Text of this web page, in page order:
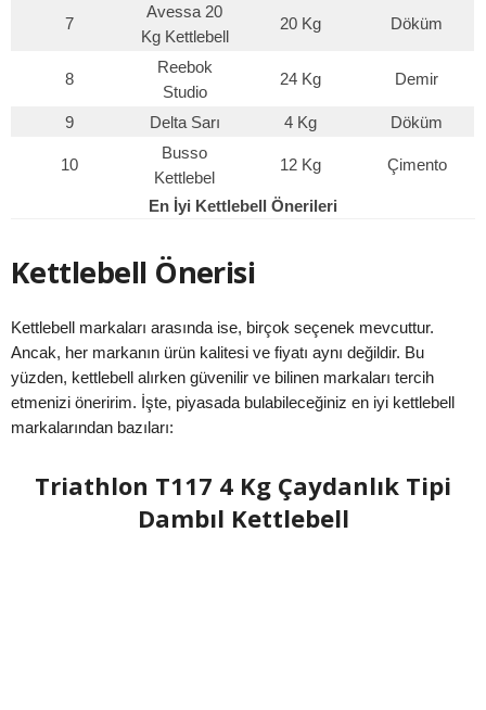
7
Avessa 20
Kg Kettlebell
20 Kg Döküm
8
Reebok
Studio
24 Kg Demir
9 Delta Sarı 4 Kg Döküm
10
Busso
Kettlebel
12 Kg Çimento
En İyi Kettlebell Önerileri
Kettlebell Önerisi
Kettlebell markaları arasında ise, birçok seçenek mevcuttur.
Ancak, her markanın ürün kalitesi ve fiyatı aynı değildir. Bu
yüzden, kettlebell alırken güvenilir ve bilinen markaları tercih
etmenizi öneririm. İşte, piyasada bulabileceğiniz en iyi kettlebell
markalarından bazıları:
Triathlon T117 4 Kg Çaydanlık Tipi
Dambıl Kettlebell